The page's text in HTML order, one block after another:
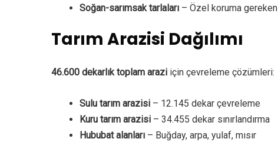
Soğan-sarımsak tarlaları – Özel koruma gereken
Tarım Arazisi Dağılımı
46.600 dekarlık toplam arazi için çevreleme çözümleri:
Sulu tarım arazisi – 12.145 dekar çevreleme
Kuru tarım arazisi – 34.455 dekar sınırlandırma
Hububat alanları – Buğday, arpa, yulaf, mısır